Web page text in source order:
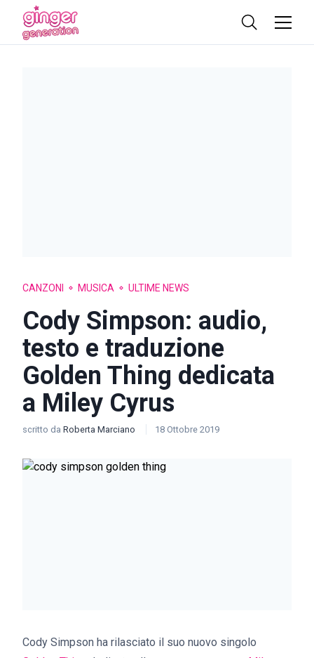
CANZONI MUSICA ULTIME NEWS
Cody Simpson: audio,
testo e traduzione
Golden Thing dedicata
a Miley Cyrus
scritto da Roberta Marciano 18 Ottobre 2019
Cody Simpson ha rilasciato il suo nuovo singolo